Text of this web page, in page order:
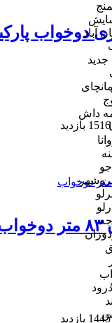
آباد
جدید
داش
1516 بازدید
1445 بازدید